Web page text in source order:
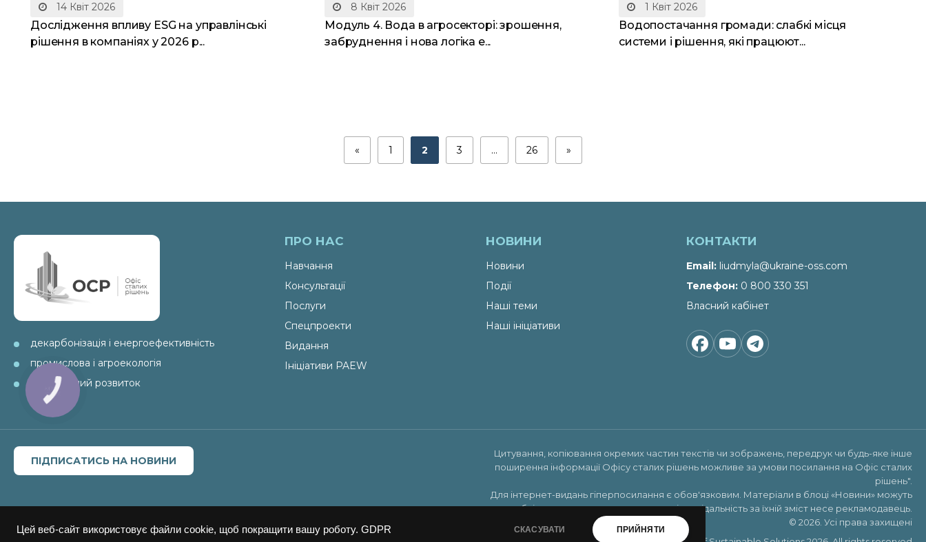
Цей веб-сайт використовує файли cookie, щоб покращити вашу роботу. GDPR СКАСУВАТИ ПРИЙНЯТИ
14 Квіт 2026
Дослідження впливу ESG на управлінські
рішення в компаніях у 2026 р...
8 Квіт 2026
Модуль 4. Вода в агросекторі: зрошення,
забруднення і нова логіка е...
1 Квіт 2026
Водопостачання громади: слабкі місця
системи і рішення, які працюют...
« 1 2 3 … 26 »
декарбонізація і енергоефективність
промислова і агроекологія
ESG і сталий розвиток
ПРО НАС
Навчання
Консультації
Послуги
Спецпроекти
Видання
Ініціативи PAEW
НОВИНИ
Новини
Події
Наші теми
Наші ініціативи
КОНТАКТИ
Email
liudmyla@ukraine-oss.com
Телефон 0 800 330 351
Власний кабінет
ПІДПИСАТИСЬ НА НОВИНИ
Цитування, копіювання окремих частин текстів чи зображень, передрук чи будь-яке інше
поширення інформації Офісу сталих рішень можливе за умови посилання на Офіс сталих
рішень"
Для інтернет-видань гіперпосилання є обов'язковим. Матеріали в блоці «Новини» можуть
публікуватись на правах реклами, відповідальність за їхній зміст несе рекламодавець.
© 2026. Усі права захищені